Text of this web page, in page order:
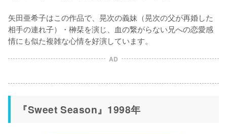
矢田亜希子はこの作品で、晃次の義妹（晃次の父が再婚した
相手の連れ子）・榊栞を演じ、血の繋がらない兄への恋愛感
情にも似た複雑な心情を好演しています。
AD
『Sweet Season』1998年